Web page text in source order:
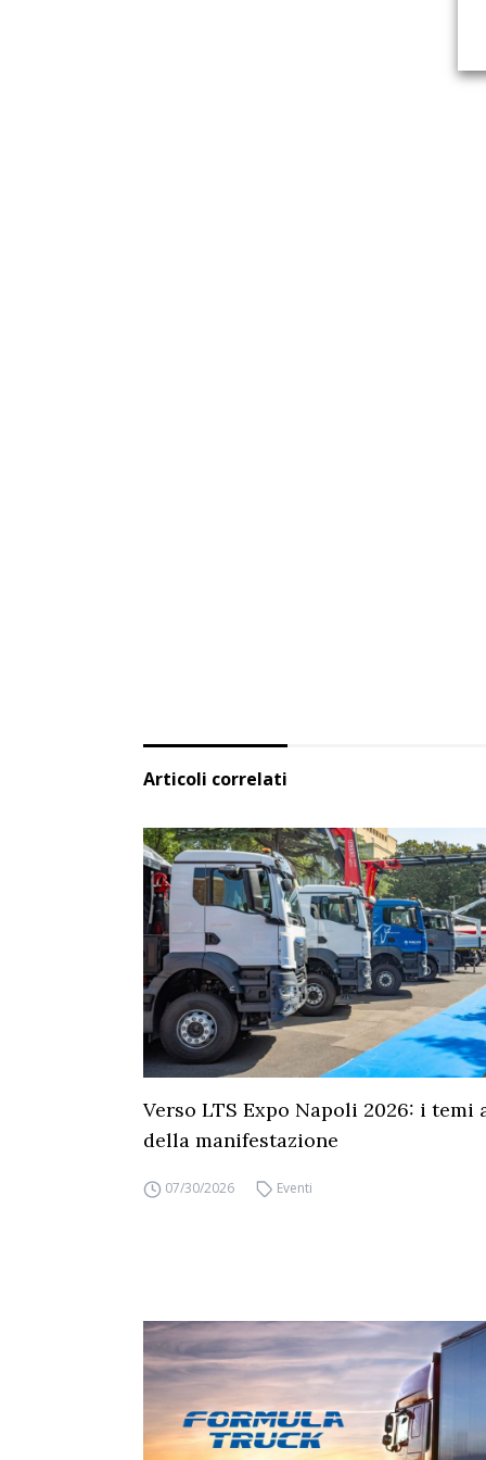
Articoli correlati
Verso LTS Expo Napoli 2026: i temi
della manifestazione
07/30/2026 Eventi